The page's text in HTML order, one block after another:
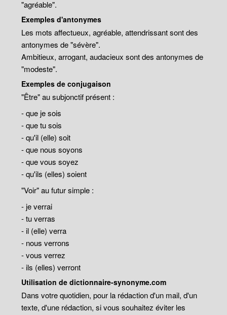
"agréable".
Exemples d'antonymes
Les mots affectueux, agréable, attendrissant sont des
antonymes de "sévère".
Ambitieux, arrogant, audacieux sont des antonymes de
"modeste".
Exemples de conjugaison
"Être" au subjonctif présent :
- que je sois
- que tu sois
- qu'il (elle) soit
- que nous soyons
- que vous soyez
- qu'ils (elles) soient
"Voir" au futur simple :
- je verrai
- tu verras
- il (elle) verra
- nous verrons
- vous verrez
- ils (elles) verront
Utilisation de dictionnaire-synonyme.com
Dans votre quotidien, pour la rédaction d'un mail, d'un
texte, d'une rédaction, si vous souhaitez éviter les